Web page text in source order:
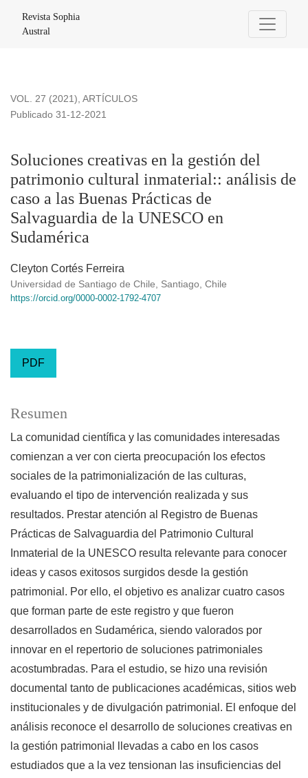
Revista Sophia
Austral
VOL. 27 (2021), ARTÍCULOS
Soluciones creativas en la gestión del
patrimonio cultural inmaterial:: análisis de
caso a las Buenas Prácticas de
Salvaguardia de la UNESCO en
Sudamérica
Publicado 31-12-2021
Cleyton Cortés Ferreira
Universidad de Santiago de Chile, Santiago, Chile
https://orcid.org/0000-0002-1792-4707
PDF
Resumen
La comunidad científica y las comunidades interesadas
comienzan a ver con cierta preocupación los efectos
sociales de la patrimonialización de las culturas,
evaluando el tipo de intervención realizada y sus
resultados. Prestar atención al Registro de Buenas
Prácticas de Salvaguardia del Patrimonio Cultural
Inmaterial de la UNESCO resulta relevante para conocer
ideas y casos exitosos surgidos desde la gestión
patrimonial. Por ello, el objetivo es analizar cuatro casos
que forman parte de este registro y que fueron
desarrollados en Sudamérica, siendo valorados por
innovar en el repertorio de soluciones patrimoniales
acostumbradas. Para el estudio, se hizo una revisión
documental tanto de publicaciones académicas, sitios web
institucionales y de divulgación patrimonial. El enfoque del
análisis reconoce el desarrollo de soluciones creativas en
la gestión patrimonial llevadas a cabo en los casos
estudiados que a la vez tensionan las insuficiencias del